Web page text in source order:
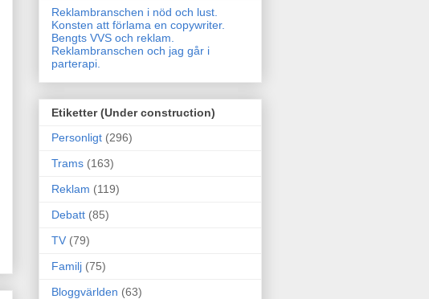
Reklambranschen i nöd och lust.
Konsten att förlama en copywriter.
Bengts VVS och reklam.
Reklambranschen och jag går i
parterapi.
Etiketter (Under construction)
Personligt (296)
Trams (163)
Reklam (119)
Debatt (85)
TV (79)
Familj (75)
Bloggvärlden (63)